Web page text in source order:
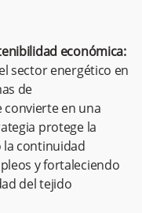
económica:
sector energético en
de
convierte en una
protege la
continuidad
y fortaleciendo
del tejido